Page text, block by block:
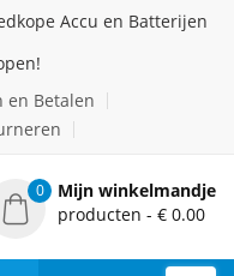
Accu en Batterijen
en Betalen
0
Mijn winkelmandje
producten - € 0.00